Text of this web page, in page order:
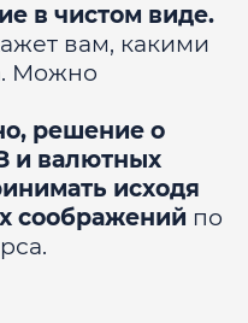
в чистом виде.
вам, какими
Можно
решение о
и валютных
исходя
соображений по